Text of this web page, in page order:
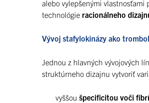
alebo vylepšenými vlastnosťami
technológie racionálneho
Vývoj stafylokinázy ako
Jednou z hlavných vývojových
struktúrneho dizajnu vytvoriť
vyššou špecificitou voči